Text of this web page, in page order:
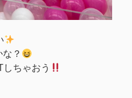
？
ちゃおう